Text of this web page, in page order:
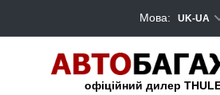
Мова: UK-UA
офіційний дилер THULE